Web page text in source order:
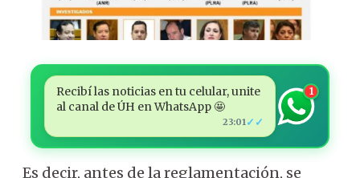
Recibí las noticias en tu celular, unite
al canal de ÚH en WhatsApp 🤩
23:01✓✓
1
Es decir, antes de la reglamentación, se